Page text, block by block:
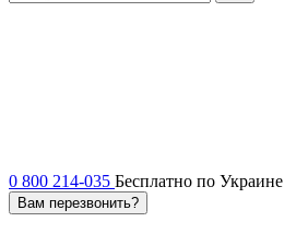
0 800 214-035 Бесплатно по Украине
Вам перезвонить?